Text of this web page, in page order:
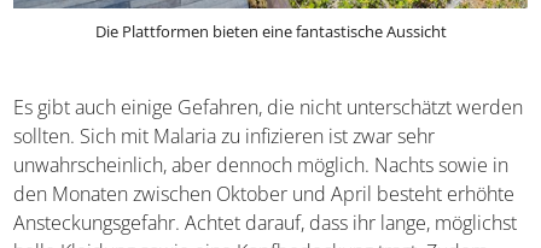
Die Plattformen bieten eine fantastische Aussicht